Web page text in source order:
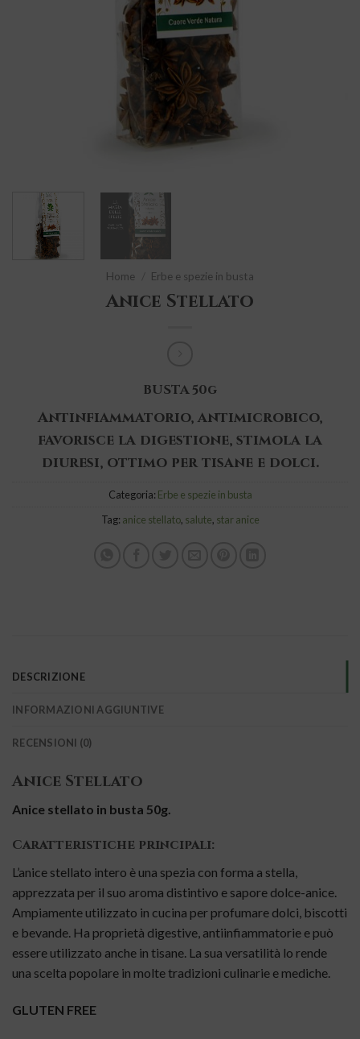
Home Erbe e spezie in busta
Anice Stellato
BUSTA 50g
Antinfiammatorio, antimicrobico,
favorisce la digestione, stimola la
diuresi, ottimo per tisane e dolci.
Categoria: Erbe e spezie in busta
Tag: anice stellato, salute, star anice
DESCRIZIONE
INFORMAZIONI AGGIUNTIVE
RECENSIONI (0)
Anice Stellato
Anice stellato in busta 50g.
Caratteristiche principali:
L’anice stellato intero è una spezia con forma a stella,
apprezzata per il suo aroma distintivo e sapore dolce-anice.
Ampiamente utilizzato in cucina per profumare dolci, biscotti
e bevande. Ha proprietà digestive, antiinfiammatorie e può
essere utilizzato anche in tisane. La sua versatilità lo rende
una scelta popolare in molte tradizioni culinarie e mediche.
GLUTEN FREE